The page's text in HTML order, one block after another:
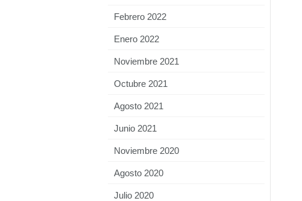
Febrero 2022
Enero 2022
Noviembre 2021
Octubre 2021
Agosto 2021
Junio 2021
Noviembre 2020
Agosto 2020
Julio 2020